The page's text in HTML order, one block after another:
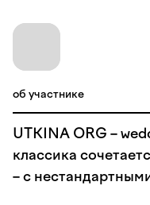
об участнике
UTKINA ORG –
классика
– с